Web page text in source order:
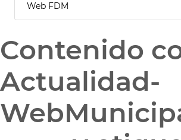
Web FDM
Contenido
Actualidad-